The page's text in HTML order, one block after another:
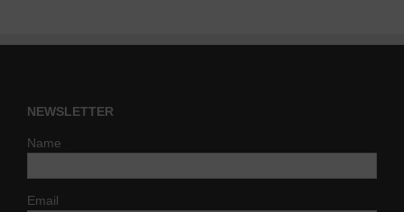
NEWSLETTER
Name
Email